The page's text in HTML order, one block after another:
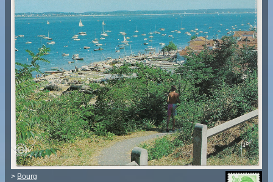
> Bourg